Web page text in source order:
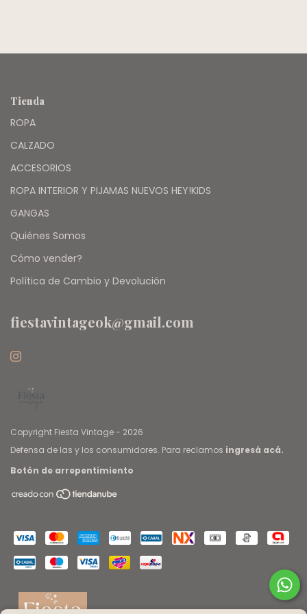
Tienda
ROPA
CALZADO
ACCESORIOS
ROPA INTERIOR Y PIJAMAS NUEVOS HEY!KIDS
GANGAS
Quiénes Somos
Cómo vender?
Política de Cambio y Devolución
fiestavintageok@gmail.com
Copyright Fiesta Vintage - 2026
Defensa de las y los consumidores. Para reclamos ingresá acá.
Botón de arrepentimiento